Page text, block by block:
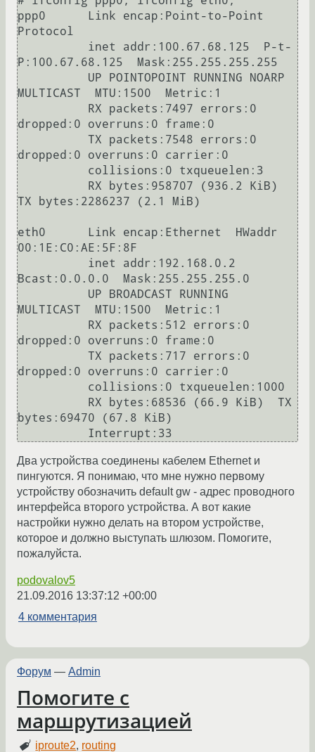
ppp0      Link encap:Point-to-Point
Protocol
P:100.67.68.125  Mask:255.255.255.255
MULTICAST  MTU:1500  Metric:1
dropped:0 overruns:0 frame:0
dropped:0 overruns:0 carrier:0
TX bytes:2286237 (2.1 MiB)
eth0      Link encap:Ethernet  HWaddr
00:1E:C0:AE:5F:8F
Bcast:0.0.0.0  Mask:255.255.255.0
MULTICAST  MTU:1500  Metric:1
dropped:0 overruns:0 frame:0
dropped:0 overruns:0 carrier:0
bytes:69470 (67.8 KiB)
Два устройства соединены кабелем Ethernet и
пингуются. Я понимаю, что мне нужно первому
устройству обозначить default gw - адрес проводного
интерфейса второго устройства. А вот какие
настройки нужно делать на втором устройстве,
которое и должно выступать шлюзом. Помогите,
пожалуйста.
podovalov5
21.09.2016 13:37:12 +00:00
4 комментария
Форум — Admin
Помогите с
маршрутизацией
iproute2, routing